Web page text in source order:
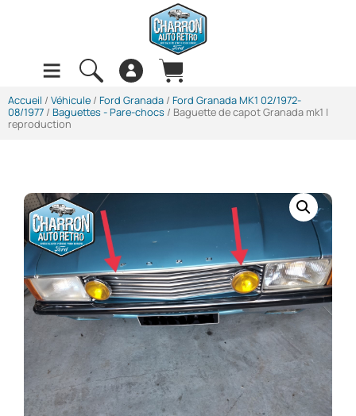
Accueil / Véhicule / Ford Granada / Ford Granada MK1 02/1972-
08/1977 / Baguettes - Pare-chocs / Baguette de capot Granada mk1 |
reproduction